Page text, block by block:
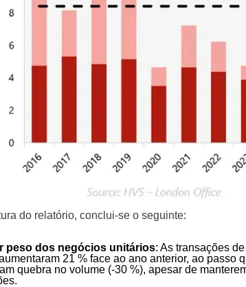
do relatório, conclui-se o seguinte:
peso dos negócios unitários: As transações
21 % face ao ano anterior, ao passo
quebra no volume (-30 %), apesar de